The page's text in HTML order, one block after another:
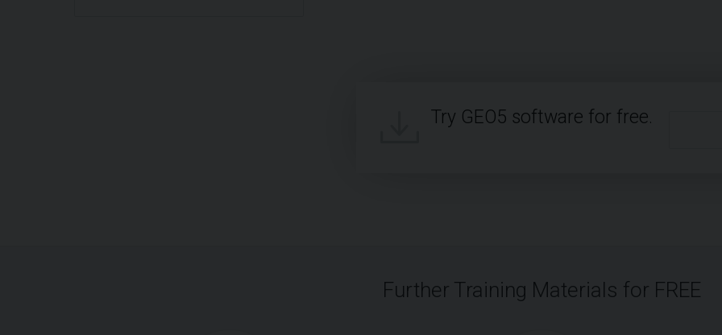
Try GEO5 software for free.
Further Training Materials for FREE